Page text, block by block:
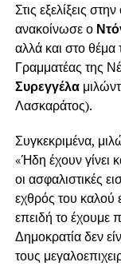
Στις εξελίξεις
ανακοίνωσε ο
αλλά και στο
Γραμματέας της
Συρεγγέλα
Λασκαράτος).
Συγκεκριμένα,
«Ήδη έχουν γίνει
οι ασφαλιστικές
εχθρός του καλού
επειδή το έχουμε
Δημοκρατία δεν
τους